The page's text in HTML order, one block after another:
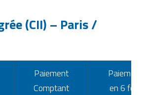
(CII) – Paris /
Paiement
Comptant
Paiement
en 6 fois